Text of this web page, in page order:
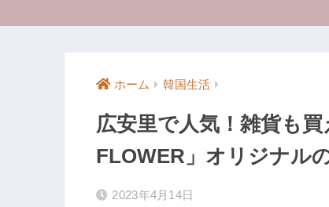
ホーム 韓国生活
広安里で人気！雑貨も
FLOWER」オリジナル
2023年4月14日